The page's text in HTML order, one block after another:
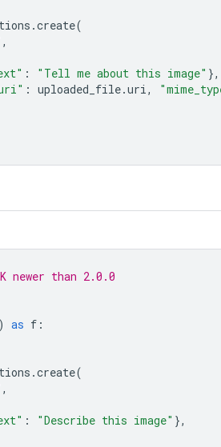
.create(
,
: "Tell me about this image" },
: uploaded_file.uri,
newer than 2.0.0
) as f :
.create(
,
: "Describe this image" },